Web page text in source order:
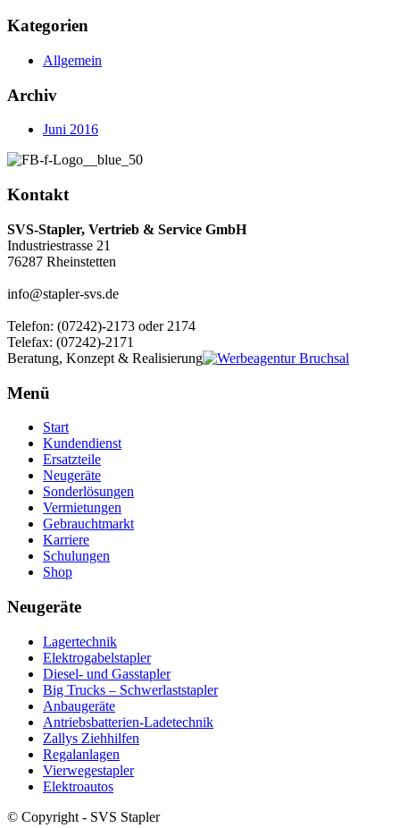
Kategorien
Allgemein
Archiv
Juni 2016
Kontakt
SVS-Stapler, Vertrieb & Service GmbH
Industriestrasse 21
76287 Rheinstetten
info@stapler-svs.de
Telefon: (07242)-2173 oder 2174
Telefax: (07242)-2171
Beratung, Konzept & Realisierung
Menü
Start
Kundendienst
Ersatzteile
Neugeräte
Sonderlösungen
Vermietungen
Gebrauchtmarkt
Karriere
Schulungen
Shop
Neugeräte
Lagertechnik
Elektrogabelstapler
Diesel- und Gasstapler
Big Trucks – Schwerlaststapler
Anbaugeräte
Antriebsbatterien-Ladetechnik
Zallys Ziehhilfen
Regalanlagen
Vierwegestapler
Elektroautos
© Copyright - SVS Stapler